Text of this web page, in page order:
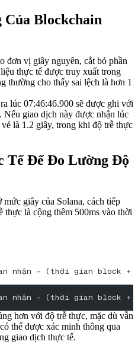
Blockchain
đơn vị giây nguyên, cắt bỏ phần
thực tế được truy xuất trong
thường cho thấy sai lệch là hơn 1
lúc 07:46:46.900 sẽ được ghi với
Nếu giao dịch này được nhận lúc
là 1.2 giây, trong khi độ trễ thực
Tế Để Đo Lường Độ
giây của Solana, cách tiếp
thực là cộng thêm 500ms vào thời
nhận - (thời gian block +
nhận - (thời gian block +
hơn với độ trễ thực, mặc dù vẫn
thể được xác minh thông qua
giao dịch thực tế.